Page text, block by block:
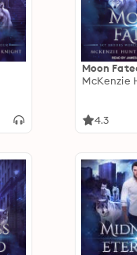
Moon
McKenzie
4.3